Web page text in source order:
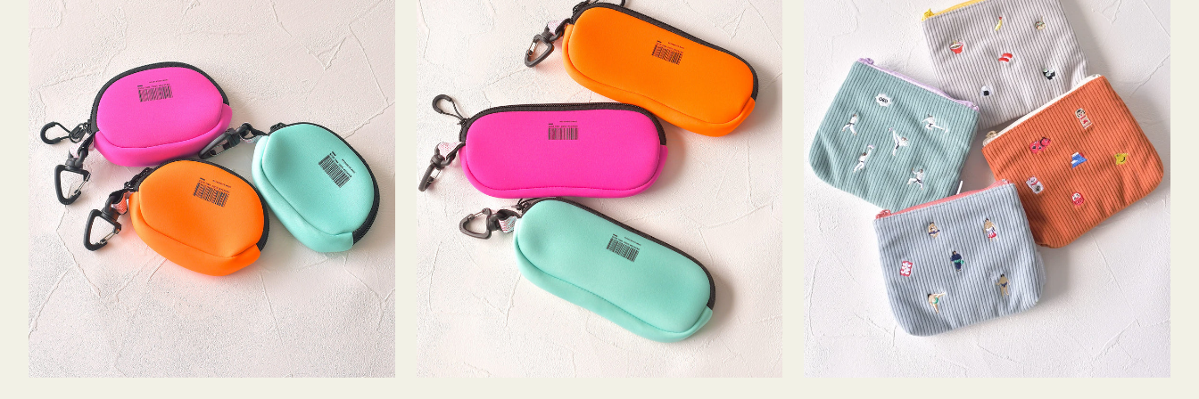
ム
ポ
ー
チ
WEEKEND(ER)
ク
ッ
シ
ョ
ン
ミ
ニ
ケ
ー
ス
WEEKEND(ER)
ク
ッ
シ
ン
ズ
イ
コ
ン
テ
ィ
ッ
シ
ュ
ケ
ー
ス
付
き